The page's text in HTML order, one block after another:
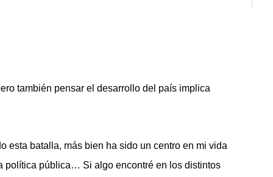
también pensar el desarrollo del país implica
esta batalla, más bien ha sido un centro en mi vida
política pública… Si algo encontré en los distintos